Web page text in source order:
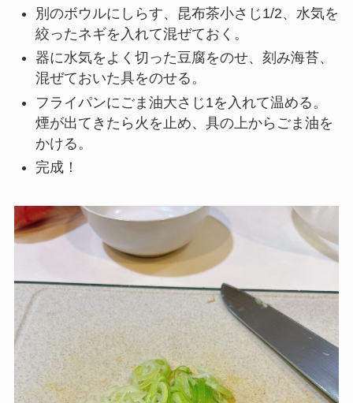
別のボウルにしらす、昆布茶小さじ1/2、水気を
絞ったネギを入れて混ぜておく。
器に水気をよく切った豆腐をのせ、刻み海苔、
混ぜておいた具をのせる。
フライパンにごま油大さじ1を入れて温める。
煙が出てきたら火を止め、具の上からごま油を
かける。
完成！